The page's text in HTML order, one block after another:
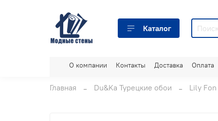
Каталог
О компании Контакты Доставка Оплата
Главная Du&Ka Турецкие обои Lily Fon